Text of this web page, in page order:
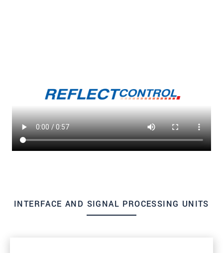
INTERFACE AND SIGNAL PROCESSING UNITS